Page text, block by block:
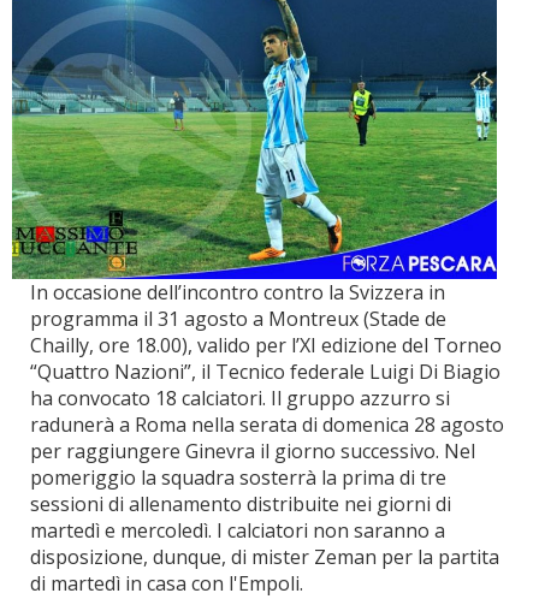
In occasione dell’incontro contro la Svizzera in
programma il 31 agosto a Montreux (Stade de
Chailly, ore 18.00), valido per l’XI edizione del Torneo
“Quattro Nazioni”, il Tecnico federale Luigi Di Biagio
ha convocato 18 calciatori. Il gruppo azzurro si
radunerà a Roma nella serata di domenica 28 agosto
per raggiungere Ginevra il giorno successivo. Nel
pomeriggio la squadra sosterrà la prima di tre
sessioni di allenamento distribuite nei giorni di
martedì e mercoledì. I calciatori non saranno a
disposizione, dunque, di mister Zeman per la partita
di martedì in casa con l'Empoli.